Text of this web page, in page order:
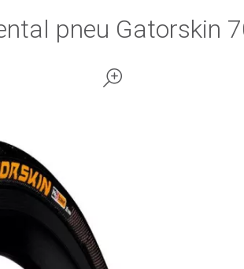
pneu Gatorskin